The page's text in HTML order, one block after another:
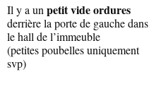
Il y a un petit vide ordures
derrière la porte de gauche dans
le hall de l’immeuble
(petites poubelles uniquement
svp)